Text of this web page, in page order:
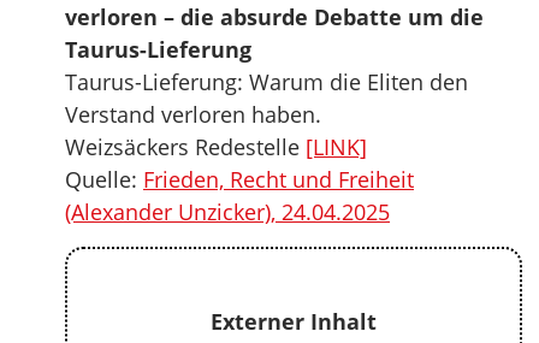
verloren – die absurde Debatte um die
Taurus-Lieferung
Taurus-Lieferung: Warum die Eliten den
Verstand verloren haben.
Weizsäckers Redestelle [LINK]
Quelle: Frieden, Recht und Freiheit
(Alexander Unzicker), 24.04.2025
Externer Inhalt